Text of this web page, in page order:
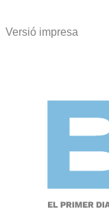
Versió impresa